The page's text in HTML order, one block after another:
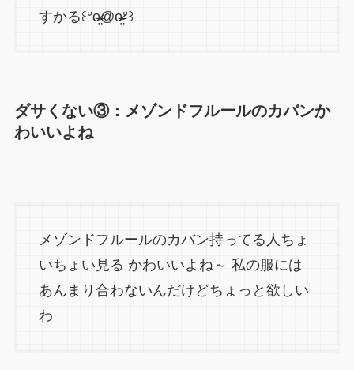
すかる꒰ᐡo̴̶̷̤@o̴̶̷̤ᐡ꒱
ダサくない③：メゾンドフルールのカバンか
わいいよね
メゾンドフルールのカバン持ってる人ちょ
いちょい見る かわいいよね～ 私の服には
あんまり合わないんだけどちょっと欲しい
わ